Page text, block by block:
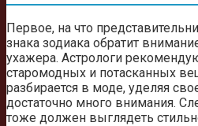
Первое, на что
знака зодиака обратит
ухажера. Астрологи
старомодных и потасканных
разбирается в моде, уделяя
достаточно много внимания.
тоже должен выглядеть